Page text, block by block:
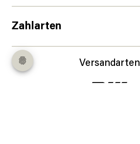
Zahlarten
Versandarten